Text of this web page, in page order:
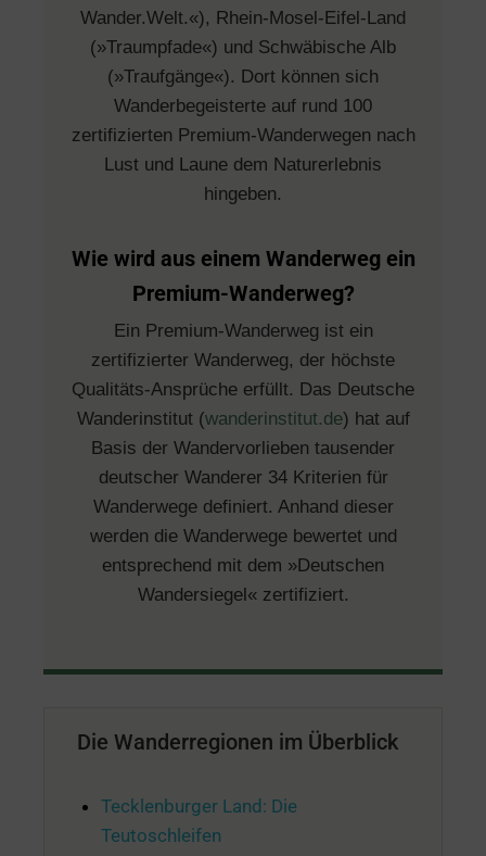
Wander.Welt.«), Rhein-Mosel-Eifel-Land
(»Traumpfade«) und Schwäbische Alb
(»Traufgänge«). Dort können sich
Wanderbegeisterte auf rund 100
zertifizierten Premium-Wanderwegen nach
Lust und Laune dem Naturerlebnis
hingeben.
Wie wird aus einem Wanderweg ein
Premium-Wanderweg?
Ein Premium-Wanderweg ist ein
zertifizierter Wanderweg, der höchste
Qualitäts-Ansprüche erfüllt. Das Deutsche
Wanderinstitut (wanderinstitut.de) hat auf
Basis der Wandervorlieben tausender
deutscher Wanderer 34 Kriterien für
Wanderwege definiert. Anhand dieser
werden die Wanderwege bewertet und
entsprechend mit dem »Deutschen
Wandersiegel« zertifiziert.
Die Wanderregionen im Überblick
Tecklenburger Land: Die
Teutoschleifen